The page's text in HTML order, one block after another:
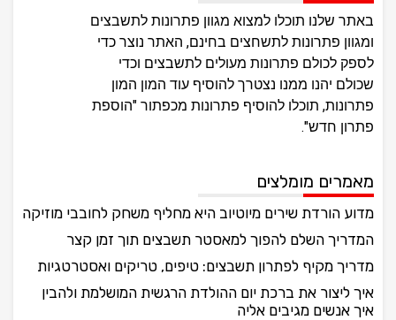
באתר שלנו תוכלו למצוא מגוון פתרונות לתשבצים
ומגוון פתרונות לתשחצים בחינם, האתר נוצר כדי
לספק לכולם פתרונות מעולים לתשבצים וכדי
שכולם יהנו ממנו נצטרך להוסיף עוד המון המון
פתרונות, תוכלו להוסיף פתרונות מכפתור "הוספת
פתרון חדש".
מאמרים מומלצים
מדוע הורדת שירים מיוטיוב היא מחליף משחק לחובבי מוזיקה
המדריך השלם להפוך למאסטר תשבצים תוך זמן קצר
מדריך מקיף לפתרון תשבצים: טיפים, טריקים ואסטרטגיות
איך ליצור את ברכת יום ההולדת הרגשית המושלמת ולהבין
איך אנשים מגיבים אליה